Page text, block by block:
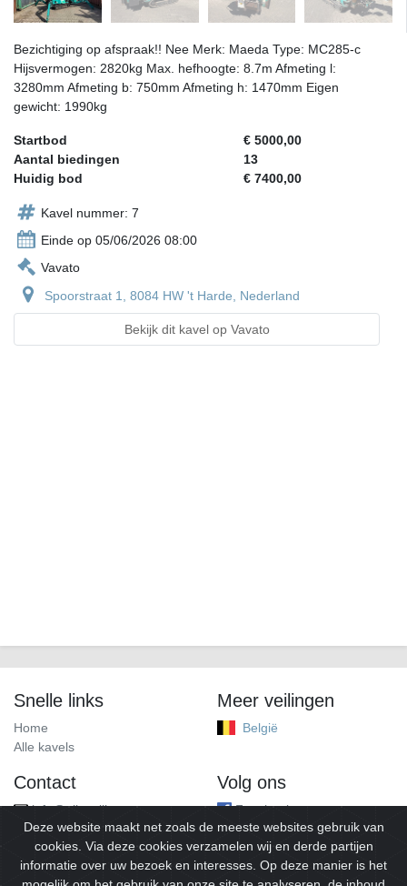
Bezichtiging op afspraak!! Nee Merk: Maeda Type: MC285-c
Hijsvermogen: 2820kg Max. hefhoogte: 8.7m Afmeting l:
3280mm Afmeting b: 750mm Afmeting h: 1470mm Eigen
gewicht: 1990kg
Startbod
€ 5000,00
Aantal biedingen
13
Huidig bod
€ 7400,00
Kavel nummer: 7
Einde op 05/06/2026 08:00
Vavato
Spoorstraat 1, 8084 HW 't Harde, Nederland
Bekijk dit kavel op Vavato
Snelle links
Home
Alle kavels
Meer veilingen
België
Contact
info@alleveilingen.net
Volg ons
Facebook
Deze website maakt net zoals de meeste websites gebruik van
cookies. Via deze cookies verzamelen wij en derde partijen
informatie over uw bezoek en interesses. Op deze manier is het